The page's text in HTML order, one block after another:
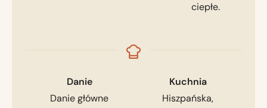
ciepłe.
Danie
Danie główne
Kuchnia
Hiszpańska,